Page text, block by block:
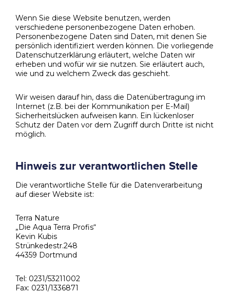
Wenn Sie diese Website benutzen, werden
verschiedene personenbezogene Daten erhoben.
Personenbezogene Daten sind Daten, mit denen Sie
persönlich identifiziert werden können. Die vorliegende
Datenschutzerklärung erläutert, welche Daten wir
erheben und wofür wir sie nutzen. Sie erläutert auch,
wie und zu welchem Zweck das geschieht.
Wir weisen darauf hin, dass die Datenübertragung im
Internet (z.B. bei der Kommunikation per E-Mail)
Sicherheitslücken aufweisen kann. Ein lückenloser
Schutz der Daten vor dem Zugriff durch Dritte ist nicht
möglich.
Hinweis zur verantwortlichen Stelle
Die verantwortliche Stelle für die Datenverarbeitung
auf dieser Website ist:
Terra Nature
„Die Aqua Terra Profis“
Kevin Kubis
Strünkedestr.248
44359 Dortmund
Tel: 0231/53211002
Fax: 0231/1336871